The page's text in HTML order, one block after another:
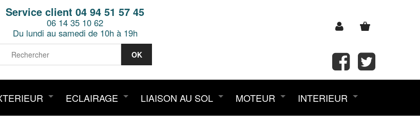
Service client 04 94 51 57 45
06 14 35 10 62
Du lundi au samedi de 10h à 19h
ECLAIRAGE LIAISON AU SOL MOTEUR INTERIEUR